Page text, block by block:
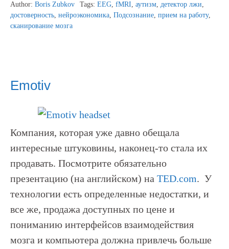
Author: Boris Zubkov Tags: EEG, fMRI, аутизм, детектор лжи,
достоверность, нейроэкономика, Подсознание, прием на работу,
сканирование мозга
Emotiv
Компания, которая уже давно обещала
интересные штуковины, наконец-то стала их
продавать. Посмотрите обязательно
презентацию (на английском) на TED.com. У
технологии есть определенные недостатки, и
все же, продажа доступных по цене и
пониманию интерфейсов взаимодействия
мозга и компьютера должна привлечь больше